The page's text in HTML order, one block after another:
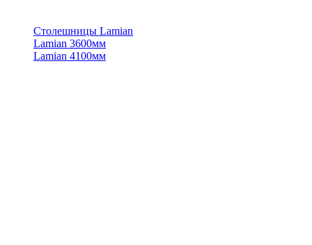
Столешницы Lamian
Lamian 3600мм
Lamian 4100мм